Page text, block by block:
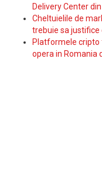
Delivery Center
Cheltuielile de
trebuie sa justifice
Platformele cripto
opera in Romania